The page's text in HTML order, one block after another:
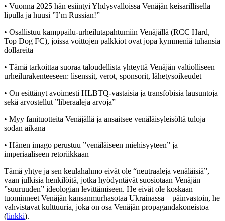
• Vuonna 2025 hän esiintyi Yhdysvalloissa Venäjän keisarillisella
lipulla ja huusi ”I’m Russian!”
• Osallistuu kamppailu-urheilutapahtumiin Venäjällä (RCC Hard,
Top Dog FC), joissa voittojen palkkiot ovat jopa kymmeniä tuhansia
dollareita
• Tämä tarkoittaa suoraa taloudellista yhteyttä Venäjän valtiolliseen
urheilurakenteeseen: lisenssit, verot, sponsorit, lähetysoikeudet
• On esittänyt avoimesti HLBTQ-vastaisia ja transfobisia lausuntoja
sekä arvostellut ”liberaaleja arvoja”
• Myy fanituotteita Venäjällä ja ansaitsee venäläisyleisöltä tuloja
sodan aikana
• Hänen imago perustuu ”venäläiseen miehisyyteen” ja
imperiaaliseen retoriikkaan
Tämä yhtye ja sen keulahahmo eivät ole “neutraaleja venäläisiä”,
vaan julkisia henkilöitä, jotka hyödyntävät suosiotaan Venäjän
”suuruuden” ideologian levittämiseen. He eivät ole koskaan
tuominneet Venäjän kansanmurhasotaa Ukrainassa – päinvastoin, he
vahvistavat kulttuuria, joka on osa Venäjän propagandakoneistoa
(linkki).